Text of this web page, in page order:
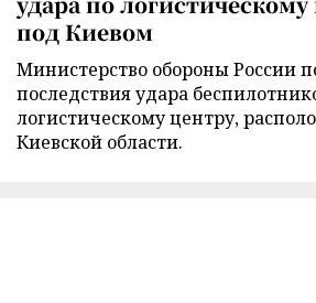
под Киевом
Министерство обороны России
последствия удара
логистическому центру,
Киевской области.